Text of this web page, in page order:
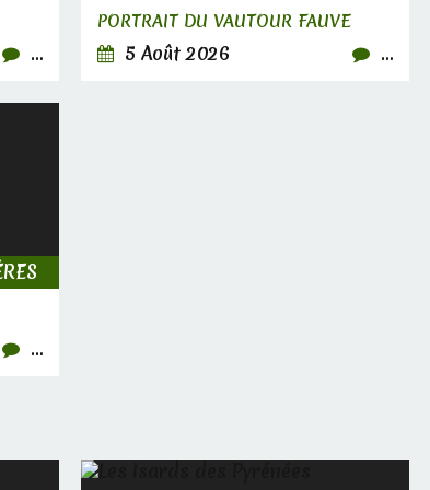
…
PORTRAIT DU VAUTOUR FAUVE
5 Août 2026 …
…